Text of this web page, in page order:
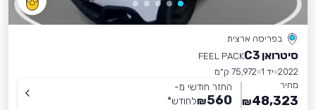
בפריסה ארצית
סיטרואן C3
FEEL PACK
2022 יד 1
75,972 ק״מ
מחיר
48,323
₪
החזר חודשי מ-
560
₪לחודש*